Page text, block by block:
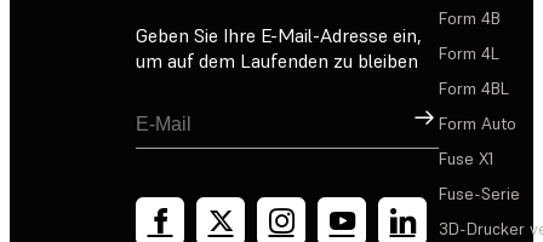
Geben Sie Ihre E-Mail-Adresse ein,
um auf dem Laufenden zu bleiben
Registrieren
Form 4B
Form 4L
Form 4BL
Form Auto
Fuse X1
Fuse-Serie
3D-Drucker